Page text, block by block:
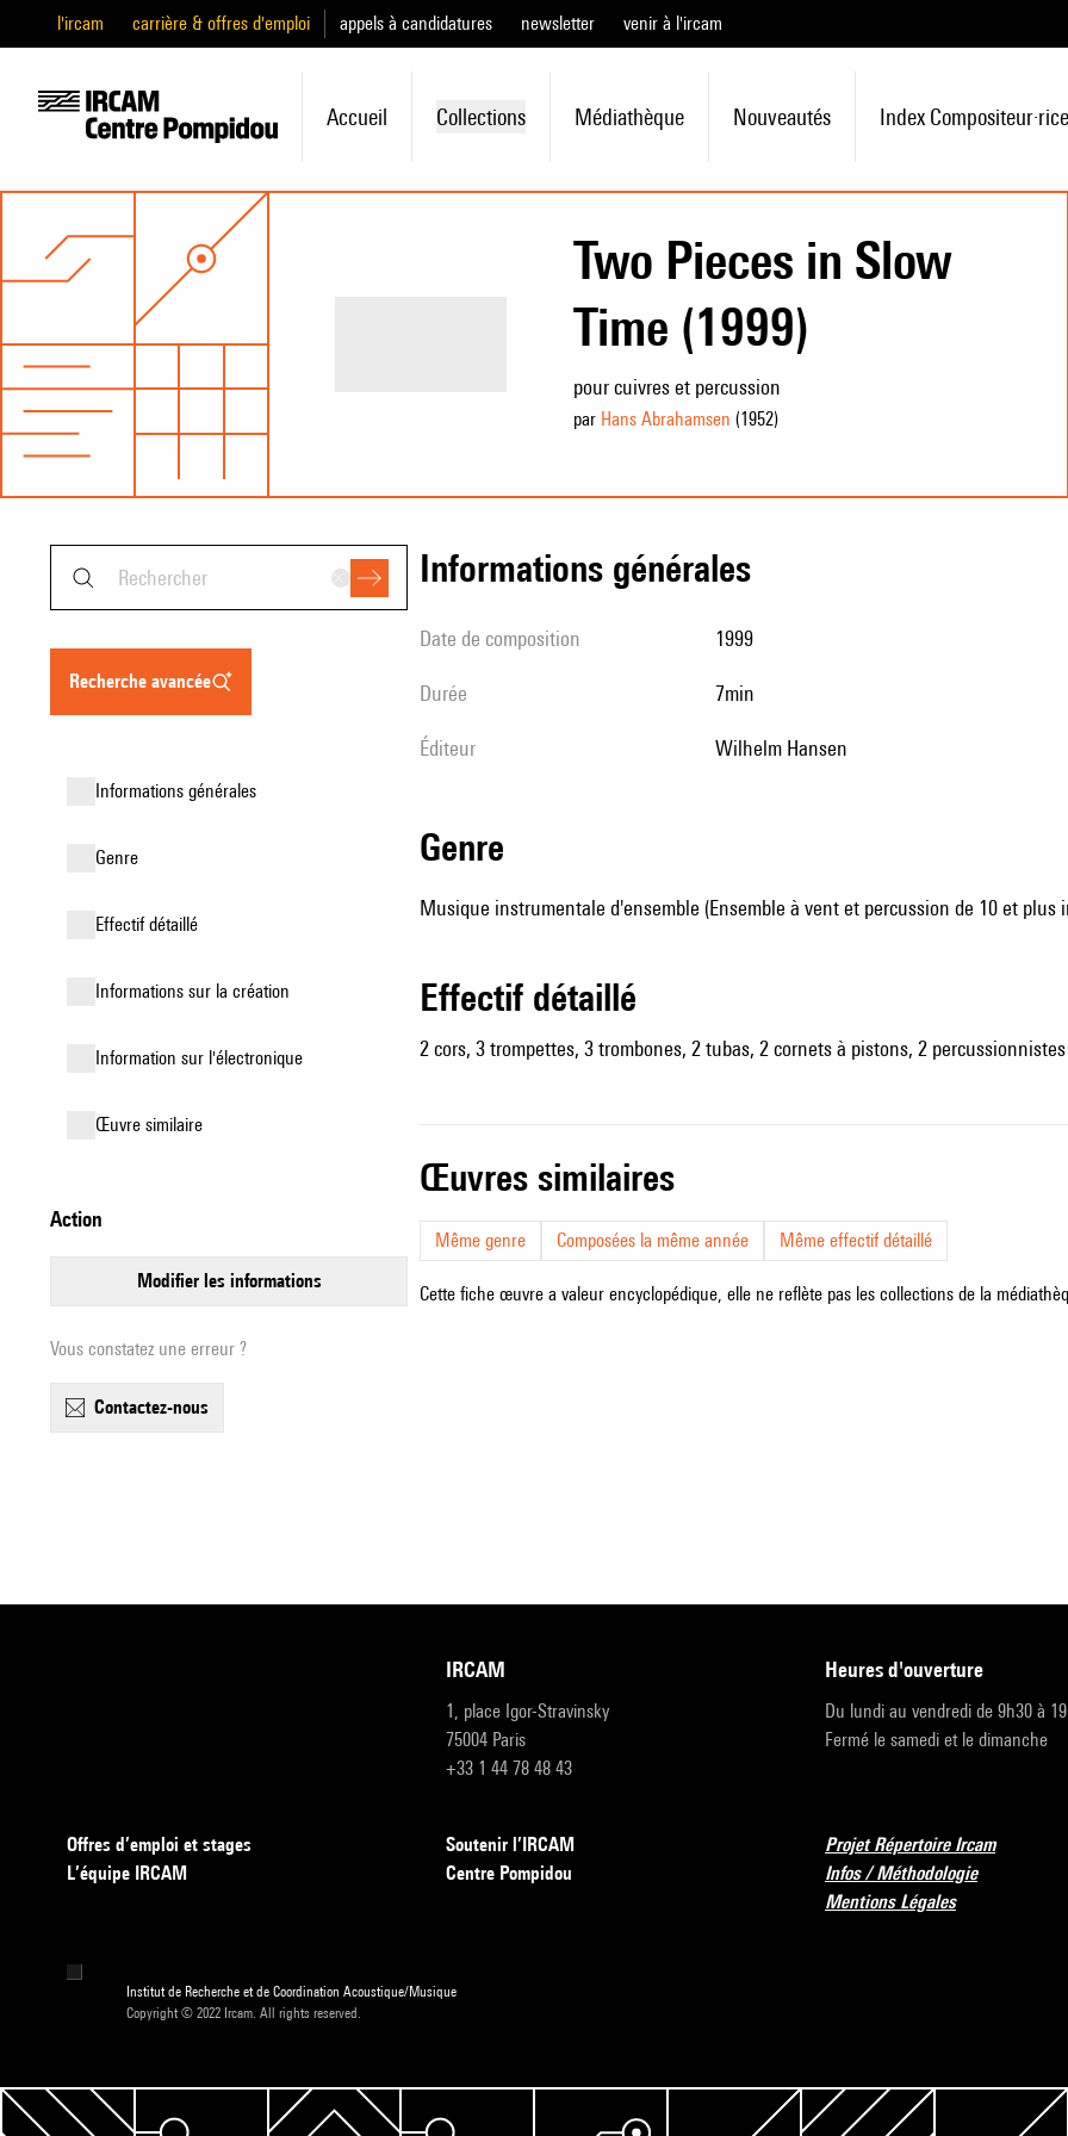
l'ircam carrière & offres d'emploi appels à candidatures newsletter venir à l'ircam
Accueil Collections Médiathèque Nouveautés Index Compositeur·rice
Two Pieces in Slow
Time (1999)
pour cuivres et percussion
par Hans Abrahamsen (1952)
recherche avancée
informations générales
genre
effectif détaillé
informations sur la création
Information sur l'électronique
œuvre similaire
action
modifier les informations
Vous constatez une erreur ?
contactez-nous
informations générales
date de composition 1999
durée 7min
éditeur Wilhelm Hansen
genre
Musique instrumentale d'ensemble (Ensemble à vent et percussion de 10 et plus
effectif détaillé
2 cors, 3 trompettes, 3 trombones, 2 tubas, 2 cornets à pistons, 2 percussionnistes
œuvres similaires
Même genre Composées la même année Même effectif détaillé
Cette fiche œuvre a valeur encyclopédique, elle ne reflète pas les collections de la
IRCAM
1, place Igor-Stravinsky
75004 Paris
+33 1 44 78 48 43
heures d'ouverture
Du lundi au vendredi de 9h30 à
Fermé le samedi et le dimanche
Offres d’emploi et stages
L’équipe IRCAM
Soutenir l’IRCAM
Centre Pompidou
Projet Répertoire Ircam
Infos / Méthodologie
Mentions Légales
Institut de Recherche et de Coordination Acoustique/Musique
Copyright © 2022 Ircam. All rights reserved.